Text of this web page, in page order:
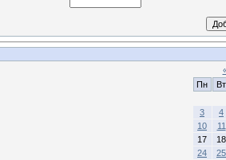
Пн
Вт
3
4
10
11
17
18
24
25